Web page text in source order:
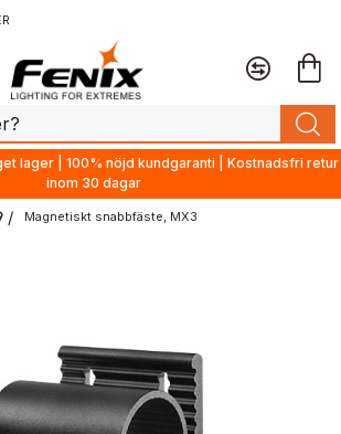
lager | 100% nöjd kundgaranti | Kostnadsfri retur
inom 30 dagar
Magnetiskt snabbfäste, MX3